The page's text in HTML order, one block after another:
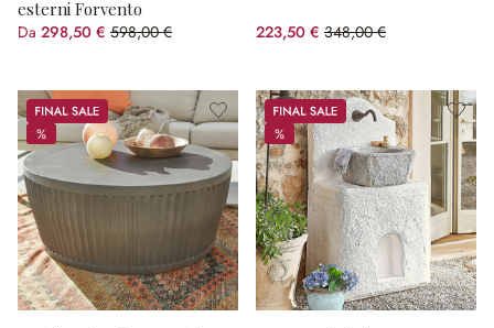
esterni Forvento
Da 298,50 € 598,00 €
(risparmio 50.08%) 223,50 € 348,00 €
(risparmio 35.78%)
Sale
%
%
Sale
%
%